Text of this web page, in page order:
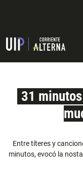
31
Entre títeres y
minutos, evocó la